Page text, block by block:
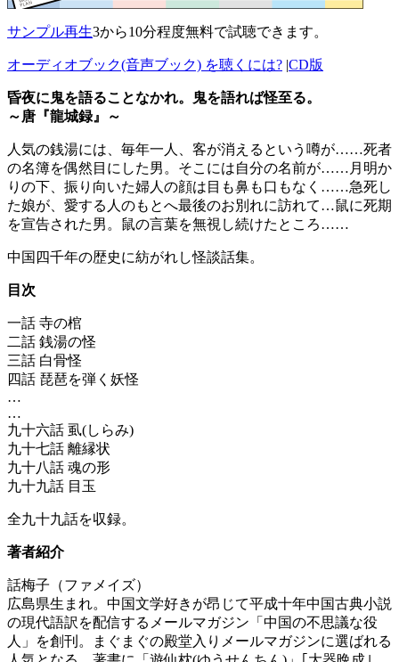
サンプル再生3から10分程度無料で試聴できます。
オーディオブック(音声ブック) を聴くには? |CD版
昏夜に鬼を語ることなかれ。鬼を語れば怪至る。
～唐『龍城録』～
人気の銭湯には、毎年一人、客が消えるという噂が……死者
の名簿を偶然目にした男。そこには自分の名前が……月明か
りの下、振り向いた婦人の顔は目も鼻も口もなく……急死し
た娘が、愛する人のもとへ最後のお別れに訪れて…鼠に死期
を宣告された男。鼠の言葉を無視し続けたところ……
中国四千年の歴史に紡がれし怪談話集。
目次
一話 寺の棺
二話 銭湯の怪
三話 白骨怪
四話 琵琶を弾く妖怪
…
…
九十六話 虱(しらみ)
九十七話 離縁状
九十八話 魂の形
九十九話 目玉
全九十九話を収録。
著者紹介
話梅子（ファメイズ）
広島県生まれ。中国文学好きが昂じて平成十年中国古典小説
の現代語訳を配信するメールマガジン「中国の不思議な役
人」を創刊。まぐまぐの殿堂入りメールマガジンに選ばれる